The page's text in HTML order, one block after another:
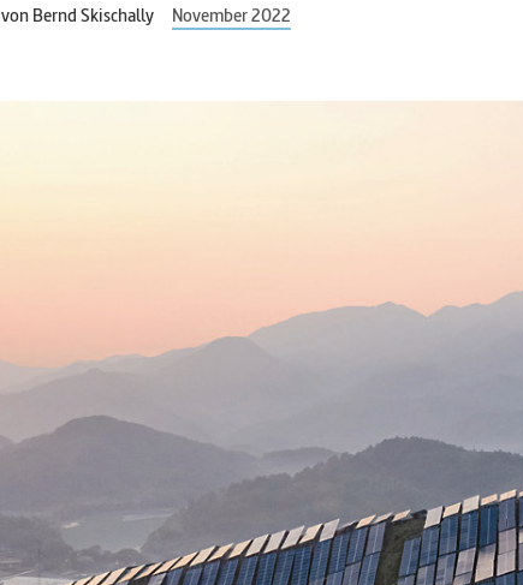
vonBernd Skischally November 2022